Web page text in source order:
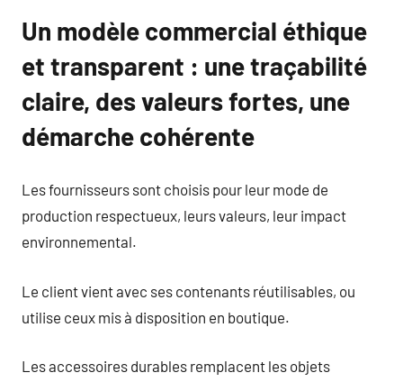
Un modèle commercial éthique
et transparent : une traçabilité
claire, des valeurs fortes, une
démarche cohérente
Les fournisseurs sont choisis pour leur mode de
production respectueux, leurs valeurs, leur impact
environnemental.
Le client vient avec ses contenants réutilisables, ou
utilise ceux mis à disposition en boutique.
Les accessoires durables remplacent les objets